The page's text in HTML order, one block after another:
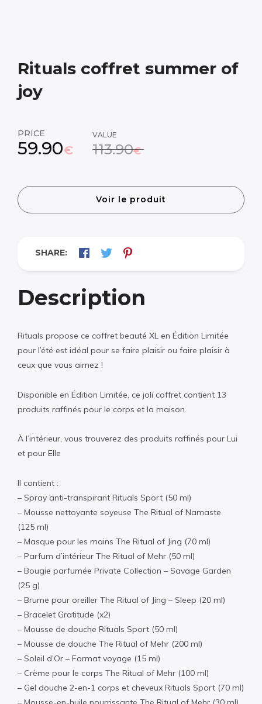
Rituals coffret summer of
joy
PRICE
59.90€
VALUE
113.90€
Voir le produit
SHARE:
Description
Rituals propose ce coffret beauté XL en Édition Limitée
pour l’été est idéal pour se faire plaisir ou faire plaisir à
ceux que vous aimez !
Disponible en Édition Limitée, ce joli coffret contient 13
produits raffinés pour le corps et la maison.
À l’intérieur, vous trouverez des produits raffinés pour Lui
et pour Elle
Il contient :
– Spray anti-transpirant Rituals Sport (50 ml)
– Mousse nettoyante soyeuse The Ritual of Namaste
(125 ml)
– Masque pour les mains The Ritual of Jing (70 ml)
– Parfum d’intérieur The Ritual of Mehr (50 ml)
– Bougie parfumée Private Collection – Savage Garden
(25 g)
– Brume pour oreiller The Ritual of Jing – Sleep (20 ml)
– Bracelet Gratitude (x2)
– Mousse de douche Rituals Sport (50 ml)
– Mousse de douche The Ritual of Mehr (200 ml)
– Soleil d’Or – Format voyage (15 ml)
– Crème pour le corps The Ritual of Mehr (100 ml)
– Gel douche 2-en-1 corps et cheveux Rituals Sport (70 ml)